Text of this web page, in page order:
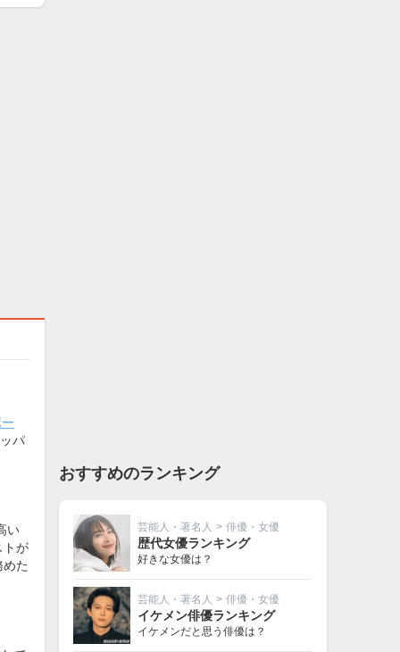
パ
い
トが
めた
おすすめのランキング
芸能人・著名人 > 俳優・女優
歴代女優ランキング
好きな女優は？
芸能人・著名人 > 俳優・女優
イケメン俳優ランキング
イケメンだと思う俳優は？